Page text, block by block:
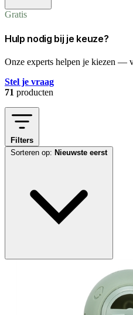
Gratis
Hulp nodig bij je keuze?
Onze experts helpen je kiezen —
Stel je vraag
71 producten
Filters
Sorteren op: Nieuwste eerst